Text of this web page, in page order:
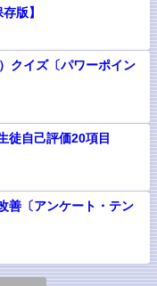
版】
クイズ〔パワーポイン
徒自己評価20項目
善〔アンケート・テン